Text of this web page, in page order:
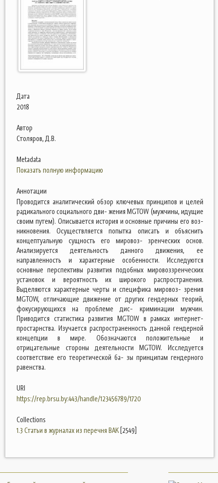
Дата
2018
Автор
Столяров, Д.В.
Metadata
Показать полную информацию
Аннотации
Проводится аналитический обзор ключевых принципов и целей
радикального социального дви- жения MGTOW (мужчины, идущие
своим путем). Описывается история и основные причины его воз-
никновения. Осуществляется попытка описать и объяснить
концептуальную сущность его мировоз- зренческих основ.
Анализируется деятельность данного движения, ее
направленность и характерные особенности. Исследуются
основные перспективы развития подобных мировоззренческих
установок и вероятность их широкого распространения.
Выделяются характерные черты и специфика мировоз- зрения
MGTOW, отличающие движение от других гендерных теорий,
фокусирующихся на проблеме дис- криминации мужчин.
Приводится статистика развития MGTOW в рамках интернет-
простарнства. Изучается распространенность данной гендерной
концепции в мире. Обозначаются положительные и
отрицательные стороны деятельности MGTOW. Исследуется
соответствие его теоретической ба- зы принципам гендерного
равенства.
URI
https://rep.brsu.by:443/handle/123456789/1720
Collections
1.3 Статьи в журналах из перечня ВАК [2549]